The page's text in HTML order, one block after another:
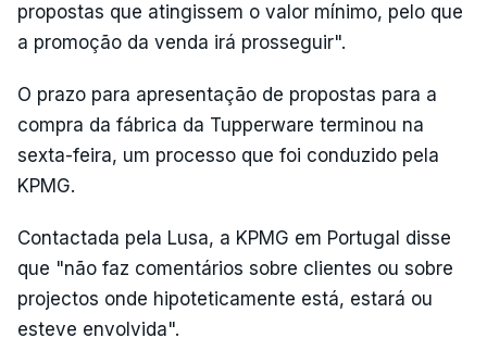
propostas que atingissem o valor mínimo, pelo que
a promoção da venda irá prosseguir".
O prazo para apresentação de propostas para a
compra da fábrica da Tupperware terminou na
sexta-feira, um processo que foi conduzido pela
KPMG.
Contactada pela Lusa, a KPMG em Portugal disse
que "não faz comentários sobre clientes ou sobre
projectos onde hipoteticamente está, estará ou
esteve envolvida".